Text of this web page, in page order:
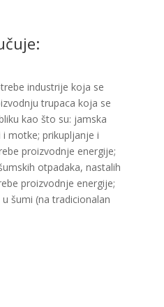
industrije koja se
trupaca koja se
kao što su: jamska
motke; prikupljanje i
proizvodnje energije;
otpadaka, nastalih
proizvodnje energije;
šumi (na tradicionalan